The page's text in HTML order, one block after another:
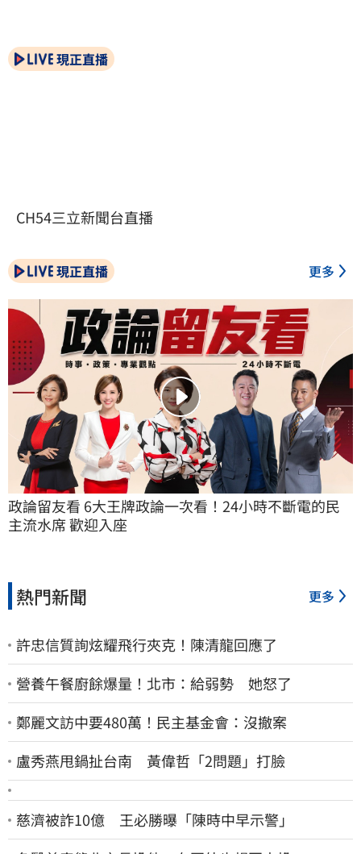
現正直播
CH54三立新聞台直播
現正直播 更多
政論留友看 6大王牌政論一次看！24小時不斷電的民
主流水席 歡迎入座
熱門新聞 更多
許忠信質詢炫耀飛行夾克！陳清龍回應了
營養午餐廚餘爆量！北市：給弱勢 她怒了
鄭麗文訪中要480萬！民主基金會：沒撤案
盧秀燕甩鍋扯台南 黃偉哲「2問題」打臉
慈濟被詐10億 王必勝曝「陳時中早示警」